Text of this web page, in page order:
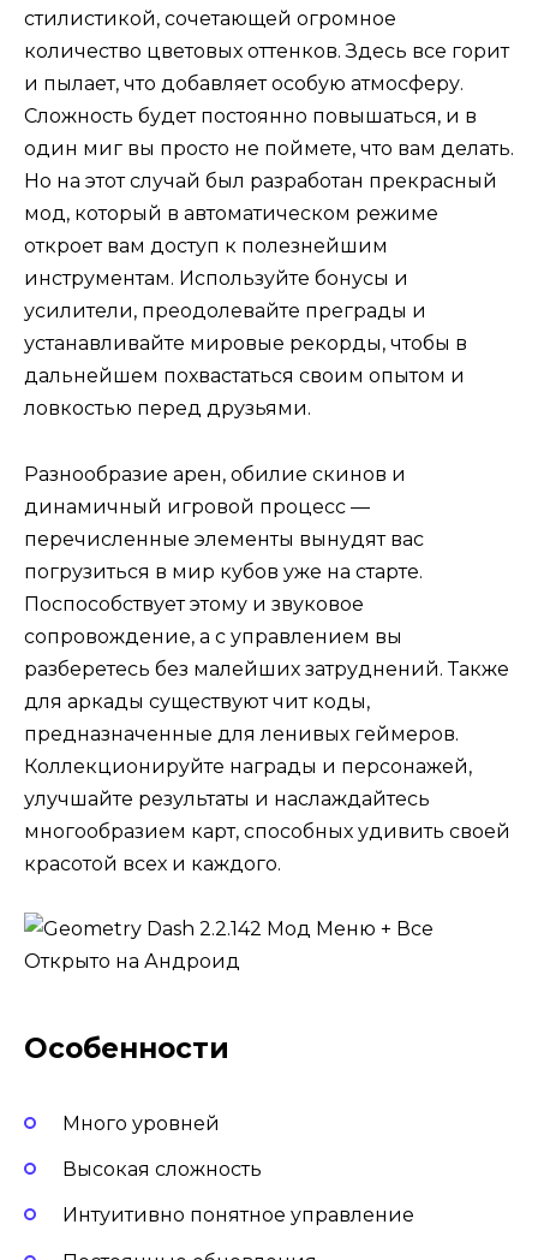
стилистикой, сочетающей огромное
количество цветовых оттенков. Здесь все горит
и пылает, что добавляет особую атмосферу.
Сложность будет постоянно повышаться, и в
один миг вы просто не поймете, что вам делать.
Но на этот случай был разработан прекрасный
мод, который в автоматическом режиме
откроет вам доступ к полезнейшим
инструментам. Используйте бонусы и
усилители, преодолевайте преграды и
устанавливайте мировые рекорды, чтобы в
дальнейшем похвастаться своим опытом и
ловкостью перед друзьями.
Разнообразие арен, обилие скинов и
динамичный игровой процесс —
перечисленные элементы вынудят вас
погрузиться в мир кубов уже на старте.
Поспособствует этому и звуковое
сопровождение, а с управлением вы
разберетесь без малейших затруднений. Также
для аркады существуют чит коды,
предназначенные для ленивых геймеров.
Коллекционируйте награды и персонажей,
улучшайте результаты и наслаждайтесь
многообразием карт, способных удивить своей
красотой всех и каждого.
Особенности
Много уровней
Высокая сложность
Интуитивно понятное управление